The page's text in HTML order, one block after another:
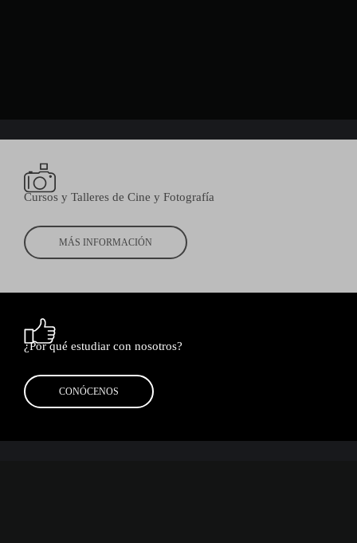
Cursos y Talleres de Cine y Fotografía
MÁS INFORMACIÓN
¿Por qué estudiar con nosotros?
CONÓCENOS